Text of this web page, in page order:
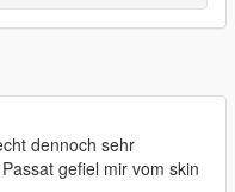
dennoch sehr
gefiel mir vom skin